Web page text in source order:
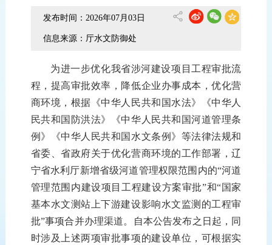
发布时间：2026年07月03日
信息来源：厅水文防御处
为进一步优化我省涉河建设项目工程审批流
程，提高审批效率，降低企业办事成本，优化营
商环境，根据《中华人民共和国水法》《中华人
民共和国防洪法》《中华人民共和国河道管理条
例》《中华人民共和国水文条例》等法律法规和
省委、省政府关于优化营商环境的工作部署 ，辽
宁省水利厅新增省级河道管理权限范围内的“河道
管理范围内建设项目工程建设方案审批”和“国家
基本水文测站上下游建设影响水文监测的工程审
批”事项合并办理渠道。
自本公告发布之日起，同
时涉及上述两项审批事项的建设单位 ， 可根据实